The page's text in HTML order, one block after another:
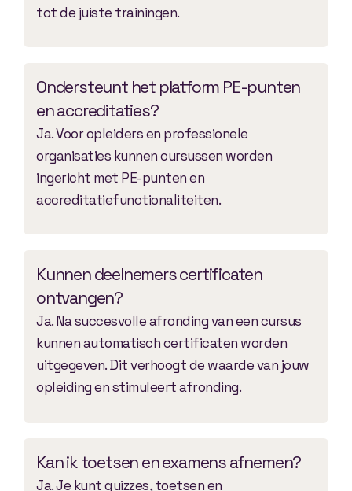
tot de juiste trainingen.
Ondersteunt het platform PE-punten
en accreditaties?
Ja. Voor opleiders en professionele
organisaties kunnen cursussen worden
ingericht met PE-punten en
accreditatiefunctionaliteiten.
Kunnen deelnemers certificaten
ontvangen?
Ja. Na succesvolle afronding van een cursus
kunnen automatisch certificaten worden
uitgegeven. Dit verhoogt de waarde van jouw
opleiding en stimuleert afronding.
Kan ik toetsen en examens afnemen?
Ja. Je kunt quizzes, toetsen en